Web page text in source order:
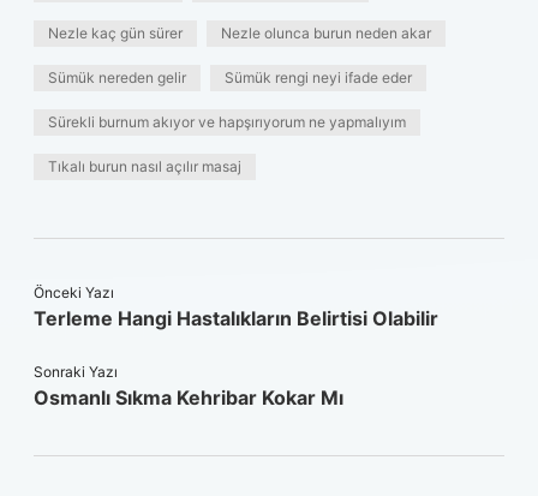
Nezle kaç gün sürer Nezle olunca burun neden akar
Sümük nereden gelir Sümük rengi neyi ifade eder
Sürekli burnum akıyor ve hapşırıyorum ne yapmalıyım
Tıkalı burun nasıl açılır masaj
Önceki Yazı
Terleme Hangi Hastalıkların Belirtisi Olabilir
Sonraki Yazı
Osmanlı Sıkma Kehribar Kokar Mı